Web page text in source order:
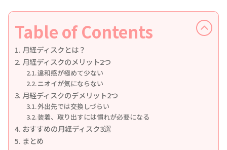
Table of Contents
月経ディスクとは？
月経ディスクのメリット2つ
違和感が極めて少ない
ニオイが気にならない
月経ディスクのデメリット2つ
外出先では交換しづらい
装着、取り出すには慣れが必要になる
おすすめの月経ディスク3選
まとめ